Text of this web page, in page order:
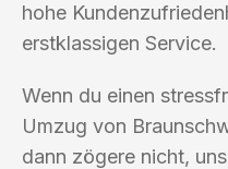
hohe
erstklassigen Service.
Wenn du einen
Umzug von
dann zögere nicht,